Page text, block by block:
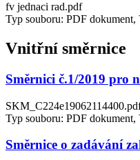
fv jednaci rad.pdf
Typ souboru: PDF
Vnitřní směrnice
Směrnici č.1/2019 pro
Typ souboru: PDF
Směrnice o zadávání